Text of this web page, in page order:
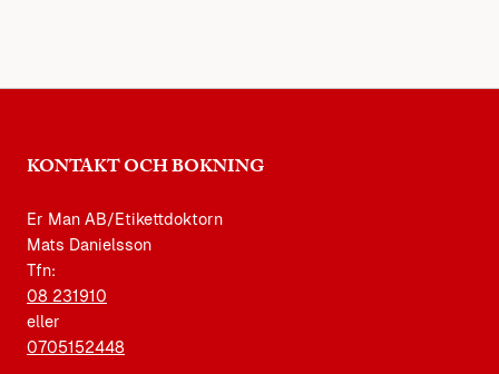
KONTAKT OCH BOKNING
Er Man AB/Etikettdoktorn
Mats Danielsson
Tfn:
08 231910
eller
0705152448